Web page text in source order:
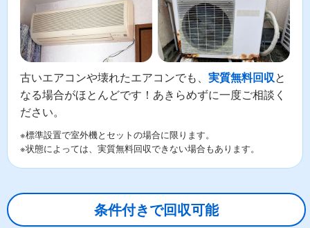
古いエアコンや壊れたエアコンでも、 実質無料回収と
なる場合がほとんどです！あきらめずに一度ご相談く
ださい。
※標準設置で室外機とセットの場合に限ります。
※状態によっては、実質無料回収できない場合もあります。
条件付きで回収可能